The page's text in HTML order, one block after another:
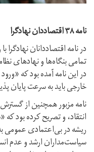
نامه ۳۸ اقتصاددان نهادگرا
در نامه اقتصاددانان
تمامی بنگاه‌ها و نهادهای
در این نامه آمده بود که
خارجی باید به سرعت پایان
نامه مزبور همچنین از
انتقاد، و تصریح کرده بود
ریشه در بی‌اعتمادی عمومی
سیاست‌مداران ارشد و عدم